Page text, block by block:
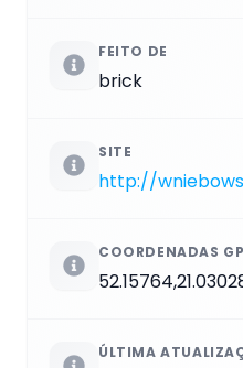
FEITO DE
brick
SITE
http://
COORDENADAS
ÚLTIMA